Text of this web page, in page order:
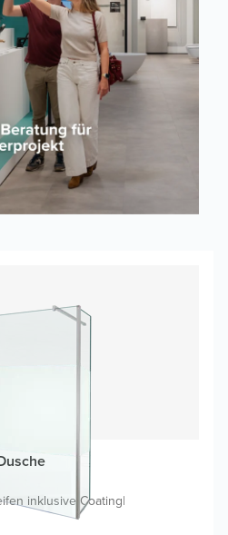
inklusive Coating|